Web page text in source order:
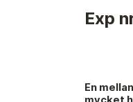
Vill
Exp
En